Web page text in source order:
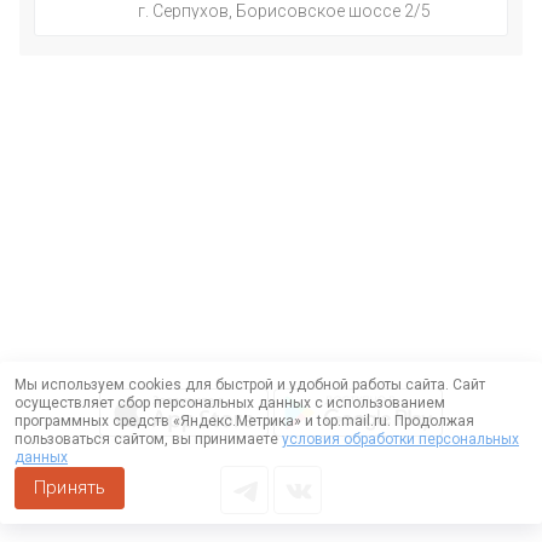
г. Серпухов, Борисовское шоссе 2/5
Мы используем cookies для быстрой и удобной работы сайта. Сайт
осуществляет сбор персональных данных с использованием
программных средств «Яндекс.Метрика» и top.mail.ru. Продолжая
пользоваться сайтом, вы принимаете условия обработки персональных
данных
Принять